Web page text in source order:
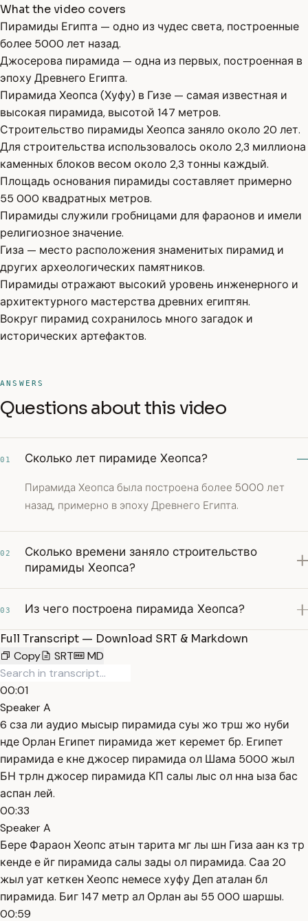
What the video covers
Пирамиды Египта — одно из чудес света, построенные
более 5000 лет назад.
Джосерова пирамида — одна из первых, построенная в
эпоху Древнего Египта.
Пирамида Хеопса (Хуфу) в Гизе — самая известная и
высокая пирамида, высотой 147 метров.
Строительство пирамиды Хеопса заняло около 20 лет.
Для строительства использовалось около 2,3 миллиона
каменных блоков весом около 2,3 тонны каждый.
Площадь основания пирамиды составляет примерно
55 000 квадратных метров.
Пирамиды служили гробницами для фараонов и имели
религиозное значение.
Гиза — место расположения знаменитых пирамид и
других археологических памятников.
Пирамиды отражают высокий уровень инженерного и
архитектурного мастерства древних египтян.
Вокруг пирамид сохранилось много загадок и
исторических артефактов.
ANSWERS
Questions about this video
01 Сколько лет пирамиде Хеопса?
Пирамида Хеопса была построена более 5000 лет
назад, примерно в эпоху Древнего Египта.
02
Сколько времени заняло строительство
пирамиды Хеопса?
03 Из чего построена пирамида Хеопса?
Full Transcript — Download SRT & Markdown
Copy
SRT MD
00:01
Speaker A
6 сза ли аудио мысыр пирамида суы жо трш жо нуби
нде Орлан Египет пирамида жет керемет бр. Египет
пирамида е кне джосер пирамида ол Шама 5000 жыл
БН трлн джосер пирамида КП салы лыс ол нна ыза бас
аспан лей.
00:33
Speaker A
Бере Фараон Хеопс атын тарита мг лы шн Гиза аан кз тр
кенде е йг пирамида салы зады ол пирамида. Саа 20
жыл уат кеткен Хеопс немесе хуфу Деп аталан бл
пирамида. Биг 147 метр ал Орлан аы 55 000 шаршы.
00:59